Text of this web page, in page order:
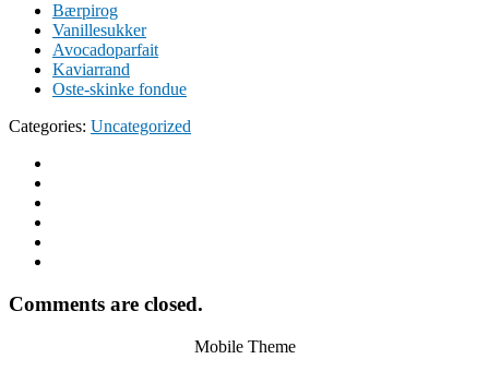
Bærpirog
Vanillesukker
Avocadoparfait
Kaviarrand
Oste-skinke fondue
Categories: Uncategorized
Comments are closed.
Mobile Theme